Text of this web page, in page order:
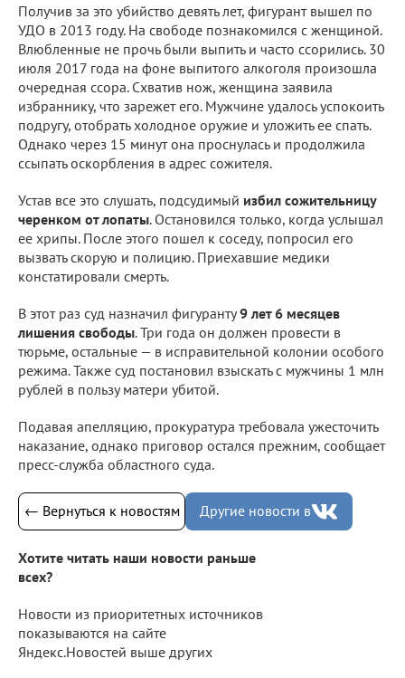
Получив за это убийство девять лет, фигурант вышел по
УДО в 2013 году. На свободе познакомился с женщиной.
Влюбленные не прочь были выпить и часто ссорились. 30
июля 2017 года на фоне выпитого алкоголя произошла
очередная ссора. Схватив нож, женщина заявила
избраннику, что зарежет его. Мужчине удалось успокоить
подругу, отобрать холодное оружие и уложить ее спать.
Однако через 15 минут она проснулась и продолжила
ссыпать оскорбления в адрес сожителя.
Устав все это слушать, подсудимый избил сожительницу
черенком от лопаты. Остановился только, когда услышал
ее хрипы. После этого пошел к соседу, попросил его
вызвать скорую и полицию. Приехавшие медики
констатировали смерть.
В этот раз суд назначил фигуранту9 лет 6 месяцев
лишения свободы. Три года он должен провести в
тюрьме, остальные — в исправительной колонии особого
режима. Также суд постановил взыскать с мужчины 1 млн
рублей в пользу матери убитой.
Подавая апелляцию, прокуратура требовала ужесточить
наказание, однако приговор остался прежним, сообщает
пресс-служба областного суда.
← Вернуться к новостям Другие новости в
Хотите читать наши новости раньше
всех?
Новости из приоритетных источников
показываются на сайте
Яндекс.Новостей выше других